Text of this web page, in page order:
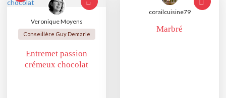
Veronique Moyens
Conseillère Guy Demarle
Entremet passion
crémeux chocolat
corailcuisine79
Marbré